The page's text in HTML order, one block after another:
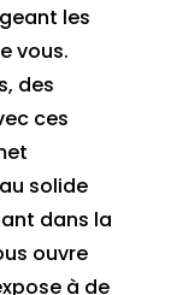
les
vous.
des
ces
solide
dans la
ouvre
à de